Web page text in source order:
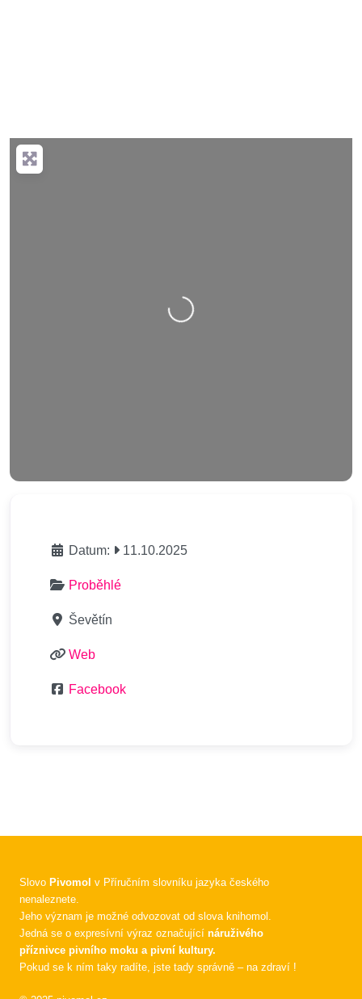
Nahrávání….
Datum: 11.10.2025
Proběhlé
Ševětín
Web
Facebook
Slovo Pivomol v Příručním slovníku jazyka českého
nenaleznete.
Jeho význam je možné odvozovat od slova knihomol.
Jedná se o expresívní výraz označující náruživého
příznivce pivního moku a pivní kultury.
Pokud se k ním taky radíte, jste tady správně – na zdraví !